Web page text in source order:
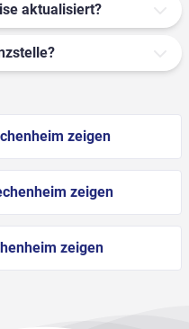
aktualisiert?
zeigen
zeigen
zeigen